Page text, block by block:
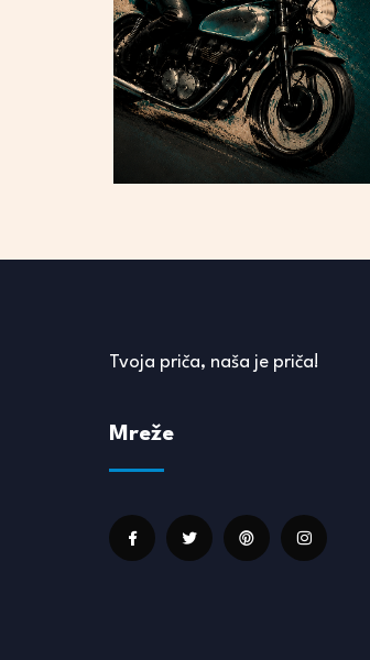
Tvoja priča, naša je priča!
Mreže